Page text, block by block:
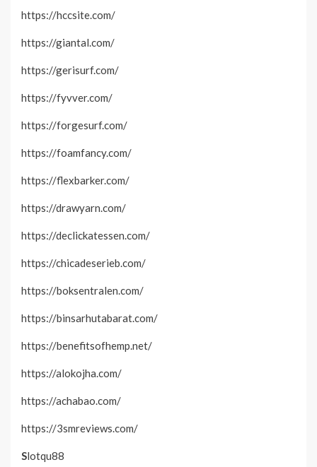
https://hccsite.com/
https://giantal.com/
https://gerisurf.com/
https://fyvver.com/
https://forgesurf.com/
https://foamfancy.com/
https://flexbarker.com/
https://drawyarn.com/
https://declickatessen.com/
https://chicadeserieb.com/
https://boksentralen.com/
https://binsarhutabarat.com/
https://benefitsofhemp.net/
https://alokojha.com/
https://achabao.com/
https://3smreviews.com/
Slotqu88